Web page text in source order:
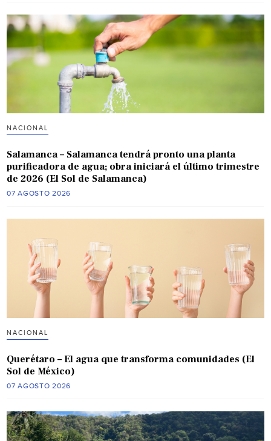
NACIONAL
Salamanca – Salamanca tendrá pronto una planta
purificadora de agua; obra iniciará el último trimestre
de 2026 (El Sol de Salamanca)
07 AGOSTO 2026
NACIONAL
Querétaro – El agua que transforma comunidades (El
Sol de México)
07 AGOSTO 2026